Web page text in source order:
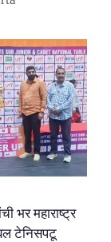
भर महाराष्ट्र
टेनिसपटू